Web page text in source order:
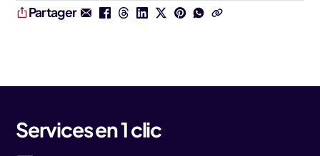
Partager
Services en 1 clic